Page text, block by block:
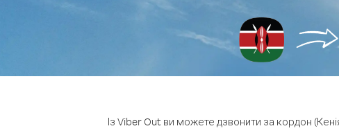
Із Viber Out ви можете дзвонити за кордон